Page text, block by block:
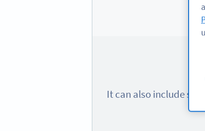
It can also include